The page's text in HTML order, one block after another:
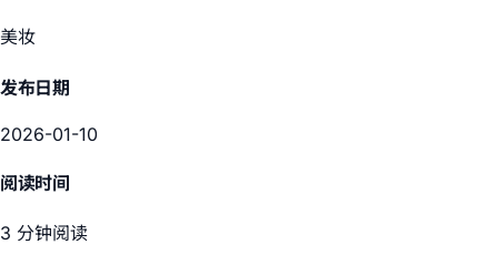
美妆
发布日期
2026-01-10
阅读时间
3 分钟阅读